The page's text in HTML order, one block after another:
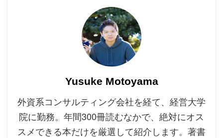
Yusuke Motoyama
外資系コンサルティング会社を経て、経営大学
院に勤務。年間300冊読むなかで、絶対にオス
スメできる本だけを厳選して紹介します。著書